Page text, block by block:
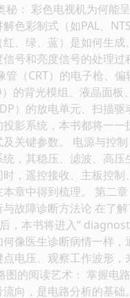
秘： 彩色电视机为何能
色彩制式（如PAL、
、绿、蓝）是如何生成
号和亮度信号的处理过
管（CRT）的电子枪、偏
的背光模组、液晶面板
）的放电单元、扫描驱
影系统，本书都将一一
关键参数。 电源与控
，其稳压、滤波、高压
，遥控接收、主板控制
章中得到梳理。 第二
故障诊断方法论 在了解
，本书将进入“
像医生诊断病情一样，
电压、观察工作波形，
图的阅读艺术： 掌握电
向，是电路分析的基础